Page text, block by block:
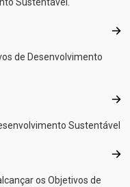
de Desenvolvimento
Sustentável
os Objetivos de